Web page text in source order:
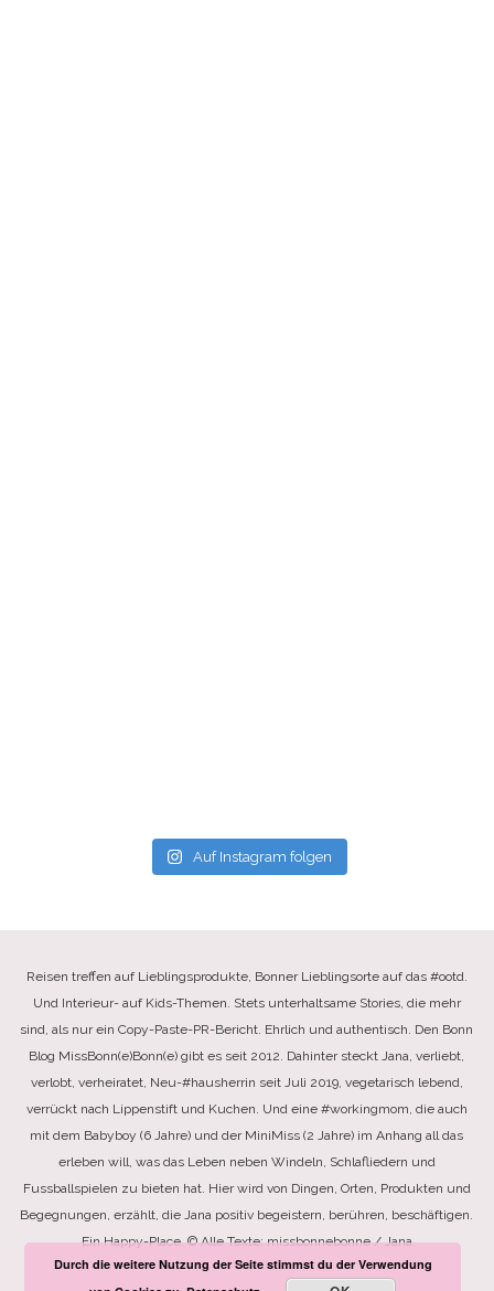
Auf Instagram folgen
Reisen treffen auf Lieblingsprodukte, Bonner Lieblingsorte auf das #ootd.
Und Interieur- auf Kids-Themen. Stets unterhaltsame Stories, die mehr
sind, als nur ein Copy-Paste-PR-Bericht. Ehrlich und authentisch. Den Bonn
Blog MissBonn(e)Bonn(e) gibt es seit 2012. Dahinter steckt Jana, verliebt,
verlobt, verheiratet, Neu-#hausherrin seit Juli 2019, vegetarisch lebend,
verrückt nach Lippenstift und Kuchen. Und eine #workingmom, die auch
mit dem Babyboy (6 Jahre) und der MiniMiss (2 Jahre) im Anhang all das
erleben will, was das Leben neben Windeln, Schlafliedern und
Fussballspielen zu bieten hat. Hier wird von Dingen, Orten, Produkten und
Begegnungen, erzählt, die Jana positiv begeistern, berühren, beschäftigen.
Ein Happy-Place. © Alle Texte: missbonnebonne / Jana
Durch die weitere Nutzung der Seite stimmst du der Verwendung